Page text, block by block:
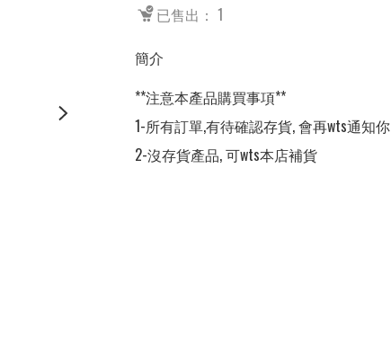
已售出： 1
簡介
**注意本產品購買事項**
1-所有訂單,有待確認存貨, 會再wts通知你
2-沒存貨產品, 可wts本店補貨